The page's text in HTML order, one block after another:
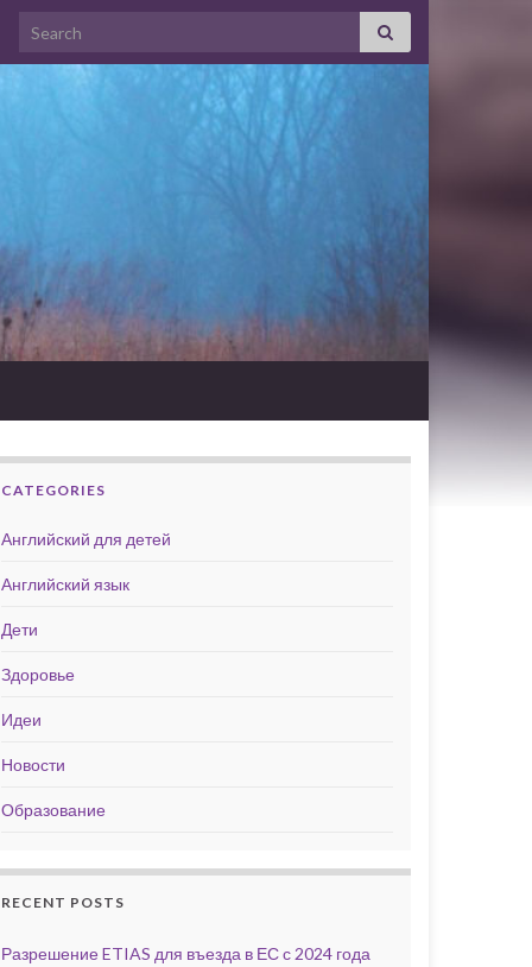
Search for:
CATEGORIES
Английский для детей
Английский язык
Дети
Здоровье
Идеи
Новости
Образование
RECENT POSTS
Разрешение ETIAS для въезда в ЕС с 2024 года